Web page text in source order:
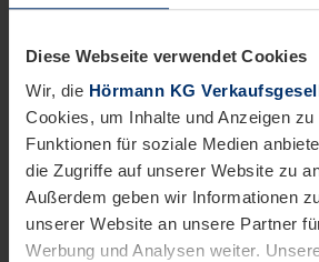
Diese Webseite verwendet Cookies
Wir, die Hörmann KG
Cookies, um Inhalte und Anzeigen
Funktionen für soziale Medien
die Zugriffe auf unserer Website zu
Außerdem geben wir Informationen
unserer Website an unsere Partner
Werbung und Analysen weiter.